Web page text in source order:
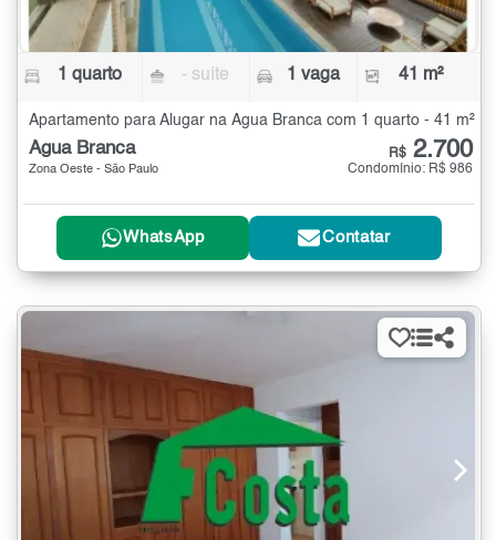
1 quarto - suíte 1 vaga 41 m²
Apartamento para Alugar na Água Branca com 1 quarto - 41 m²
Água Branca
Zona Oeste - São Paulo
R$ 2.700
Condomínio: R$ 986
WhatsApp Contatar